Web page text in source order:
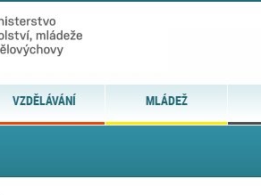
VZDĚLÁVÁNÍ MLÁDEŽ